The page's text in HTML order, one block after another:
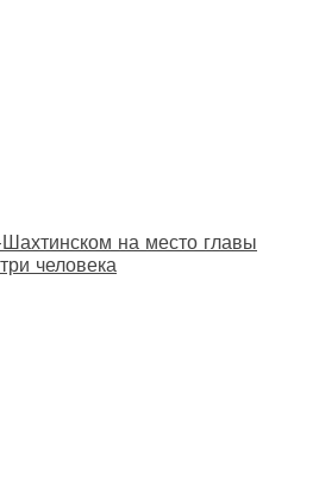
на место главы
человека